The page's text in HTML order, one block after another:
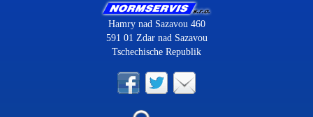
Hamry nad Sazavou 460
591 01 Zdar nad Sazavou
Tschechische Republik